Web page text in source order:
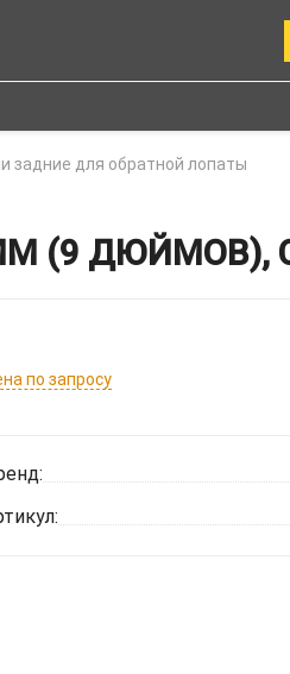
задние для обратной лопаты
(9 ДЮЙМОВ),
по запросу